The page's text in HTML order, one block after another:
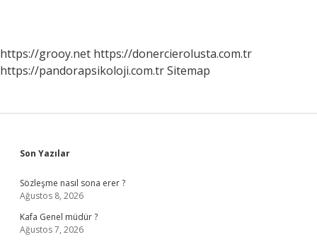
https://grooy.net https://donercierolusta.com.tr
https://pandorapsikoloji.com.trSitemap
Sidebar
Son Yazılar
Sözleşme nasıl sona erer ?
Ağustos 8, 2026
Kafa Genel müdür ?
Ağustos 7, 2026